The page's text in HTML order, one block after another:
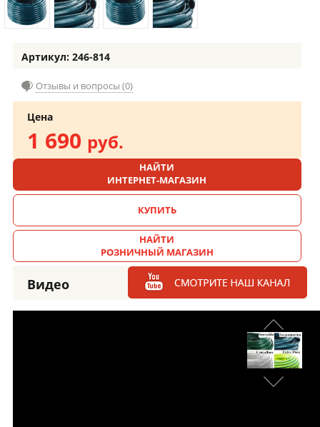
Артикул: 246-814
Отзывы и вопросы (0)
Цена
1 690 руб.
НАЙТИ
ИНТЕРНЕТ-МАГАЗИН
КУПИТЬ
НАЙТИ
РОЗНИЧНЫЙ МАГАЗИН
Видео